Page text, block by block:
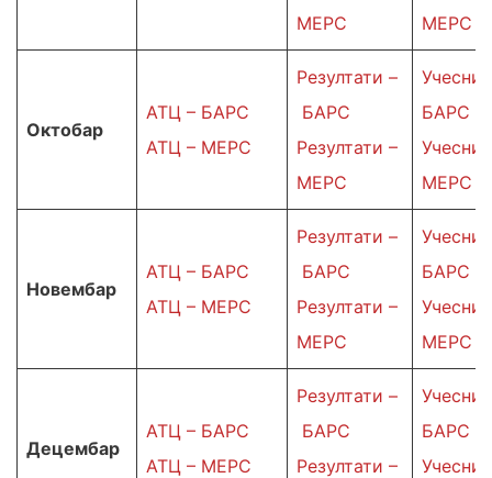
МЕРС
МЕРС
Октобар
АТЦ – БАРС
АТЦ – МЕРС
Резултати –
БАРС
Резултати –
МЕРС
БАРС
МЕРС
Новембар
АТЦ – БАРС
АТЦ – МЕРС
Резултати –
БАРС
Резултати –
МЕРС
БАРС
МЕРС
Децембар
АТЦ – БАРС
АТЦ – МЕРС
Резултати –
БАРС
Резултати –
БАРС